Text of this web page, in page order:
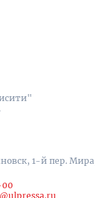
1-й пер.